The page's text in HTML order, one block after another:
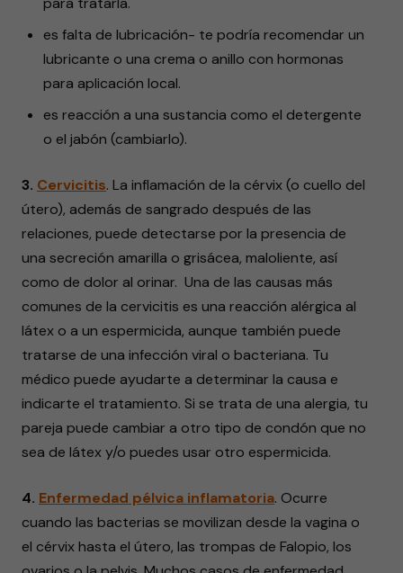
es falta de lubricación- te podría recomendar un
lubricante o una crema o anillo con hormonas
para aplicación local.
es reacción a una sustancia como el detergente
o el jabón (cambiarlo).
3. Cervicitis. La inflamación de la cérvix (o cuello del
útero), además de sangrado después de las
relaciones, puede detectarse por la presencia de
una secreción amarilla o grisácea, maloliente, así
como de dolor al orinar. Una de las causas más
comunes de la cervicitis es una reacción alérgica al
látex o a un espermicida, aunque también puede
tratarse de una infección viral o bacteriana. Tu
médico puede ayudarte a determinar la causa e
indicarte el tratamiento. Si se trata de una alergia, tu
pareja puede cambiar a otro tipo de condón que no
sea de látex y/o puedes usar otro espermicida.
4. Enfermedad pélvica inflamatoria. Ocurre
cuando las bacterias se movilizan desde la vagina o
el cérvix hasta el útero, las trompas de Falopio, los